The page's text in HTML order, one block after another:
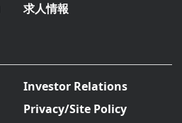
求人情報
Investor Relations
Privacy/Site Policy